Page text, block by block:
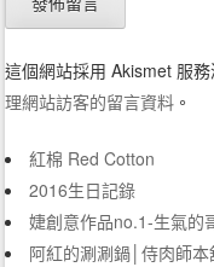
這個網站採用 Akismet 服
理網站訪客的留言資料 。
紅棉 Red Cotton
2016生日記錄
婕創意作品no.1-生氣的
阿紅的涮涮鍋│侍肉師本